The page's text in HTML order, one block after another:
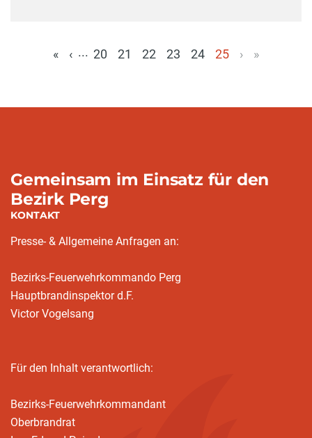
« ‹ ... 20 21 22 23 24
25
› »
Gemeinsam im Einsatz für den
Bezirk Perg
KONTAKT
Presse- & Allgemeine Anfragen an:
Bezirks-Feuerwehrkommando Perg
Hauptbrandinspektor d.F.
Victor Vogelsang
Für den Inhalt verantwortlich:
Bezirks-Feuerwehrkommandant
Oberbrandrat